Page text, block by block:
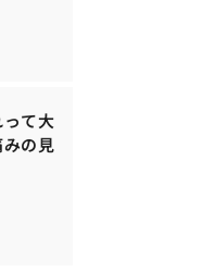
て大
の見